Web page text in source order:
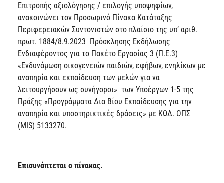
Επιτροπής αξιολόγησης / επιλογής υποψηφίων,
ανακοινώνει τον Προσωρινό Πίνακα Κατάταξης
Περιφερειακών Συντονιστών στο πλαίσιο της υπ’ αριθ.
πρωτ. 1884/8.9.2023 Πρόσκλησης Εκδήλωσης
Ενδιαφέροντος για το Πακέτο Εργασίας 3 (Π.Ε.3)
«Ενδυνάμωση οικογενειών παιδιών, εφήβων, ενηλίκων με
αναπηρία και εκπαίδευση των μελών για να
λειτουργήσουν ως συνήγοροι» των Υποέργων 1-5 της
Πράξης «Προγράμματα Δια Βίου Εκπαίδευσης για την
αναπηρία και υποστηρικτικές δράσεις» με ΚΩΔ. ΟΠΣ
(MIS) 5133270.
Επισυνάπτεται ο πίνακας.